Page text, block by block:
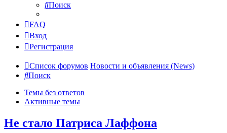
Поиск
FAQ
Вход
Регистрация
Список форумов Новости и объявления (News)
Поиск
Темы без ответов
Активные темы
Не стало Патриса Лаффона